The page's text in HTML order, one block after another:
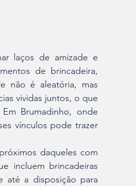
laços de amizade e
de brincadeira,
não é aleatória, mas
vividas juntos, o que
Brumadinho, onde
vínculos pode trazer
daqueles com
incluem brincadeiras
até a disposição para